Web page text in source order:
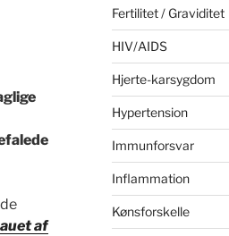
af
Fertilitet / Graviditet
HIV/AIDS
Hjerte-karsygdom
Hypertension
Immunforsvar
Inflammation
Kønsforskelle